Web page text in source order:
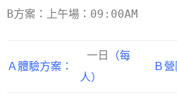
B方案：上午場：09:00AM
Ａ體驗方案：
一日
（每
人）
Ｂ